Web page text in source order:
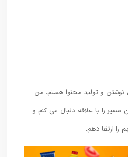
تولید محتوا هستم. من
با علاقه دنبال می کنم و
دهم.